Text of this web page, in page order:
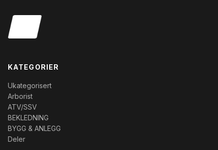
KATEGORIER
Ukategorisert
Arborist
ATV/SSV
BEKLEDNING
BYGG & ANLEGG
Deler